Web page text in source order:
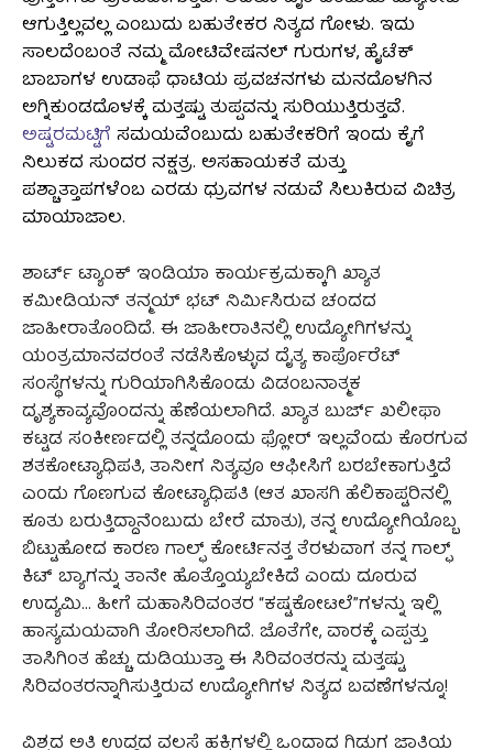
ಆಗುತ್ತಿಲ್ಲವಲ್ಲ ಎಂಬುದು ಬಹುತೇಕರ ನಿತ್ಯದ ಗೋಳು. ಇದು
ಸಾಲದೆಂಬಂತೆ ನಮ್ಮ ಮೋಟಿವೇಷನಲ್ ಗುರುಗಳ, ಹೈಟೆಕ್
ಬಾಬಾಗಳ ಉಡಾಫೆ ಧಾಟಿಯ ಪ್ರವಚನಗಳು ಮನದೊಳಗಿನ
ಅಗ್ನಿಕುಂಡದೊಳಕ್ಕೆ ಮತ್ತಷ್ಟು ತುಪ್ಪವನ್ನು ಸುರಿಯುತ್ತಿರುತ್ತವೆ.
ಅಷ್ಟರಮಟ್ಟಿಗೆ ಸಮಯವೆಂಬುದು ಬಹುತೇಕರಿಗೆ ಇಂದು ಕೈಗೆ
ನಿಲುಕದ ಸುಂದರ ನಕ್ಷತ್ರ. ಅಸಹಾಯಕತೆ ಮತ್ತು
ಪಶ್ಚಾತ್ತಾಪಗಳೆಂಬ ಎರಡು ಧ್ರುವಗಳ ನಡುವೆ ಸಿಲುಕಿರುವ ವಿಚಿತ್ರ
ಮಾಯಾಜಾಲ.
ಶಾರ್ಟ್ ಟ್ಯಾಂಕ್ ಇಂಡಿಯಾ ಕಾರ್ಯಕ್ರಮಕ್ಕಾಗಿ ಖ್ಯಾತ
ಕಮೀಡಿಯನ್ ತನ್ಮಯ್ ಭಟ್ ನಿರ್ಮಿಸಿರುವ ಚಂದದ
ಜಾಹೀರಾತೊಂದಿದೆ. ಈ ಜಾಹೀರಾತಿನಲ್ಲಿ ಉದ್ಯೋಗಿಗಳನ್ನು
ಯಂತ್ರಮಾನವರಂತೆ ನಡೆಸಿಕೊಳ್ಳುವ ದೈತ್ಯ ಕಾರ್ಪೊರೆಟ್
ಸಂಸ್ಥೆಗಳನ್ನು ಗುರಿಯಾಗಿಸಿಕೊಂಡು ವಿಡಂಬನಾತ್ಮಕ
ದೃಶ್ಯಕಾವ್ಯವೊಂದನ್ನು ಹೆಣೆಯಲಾಗಿದೆ. ಖ್ಯಾತ ಬುರ್ಜ್ ಖಲೀಫಾ
ಕಟ್ಟಡ ಸಂಕೀರ್ಣದಲ್ಲಿ ತನ್ನದೊಂದು ಫ್ಲೋರ್ ಇಲ್ಲವೆಂದು ಕೊರಗುವ
ಶತಕೋಟ್ಯಾಧಿಪತಿ, ತಾನೀಗ ನಿತ್ಯವೂ ಆಫೀಸಿಗೆ ಬರಬೇಕಾಗುತ್ತಿದೆ
ಎಂದು ಗೊಣಗುವ ಕೋಟ್ಯಾಧಿಪತಿ (ಆತ ಖಾಸಗಿ ಹೆಲಿಕಾಪ್ಟರಿನಲ್ಲಿ
ಕೂತು ಬರುತ್ತಿದ್ದಾನೆಂಬುದು ಬೇರೆ ಮಾತು), ತನ್ನ ಉದ್ಯೋಗಿಯೊಬ್ಬ
ಬಿಟ್ಟುಹೋದ ಕಾರಣ ಗಾಲ್ಫ್ ಕೋರ್ಟಿನತ್ತ ತೆರಳುವಾಗ ತನ್ನ ಗಾಲ್ಫ್
ಕಿಟ್ ಬ್ಯಾಗನ್ನು ತಾನೇ ಹೊತ್ತೊಯ್ಯಬೇಕಿದೆ ಎಂದು ದೂರುವ
ಉದ್ಯಮಿ… ಹೀಗೆ ಮಹಾಸಿರಿವಂತರ “ಕಷ್ಟಕೋಟಲೆ”ಗಳನ್ನು ಇಲ್ಲಿ
ಹಾಸ್ಯಮಯವಾಗಿ ತೋರಿಸಲಾಗಿದೆ. ಜೊತೆಗೇ, ವಾರಕ್ಕೆ ಎಪ್ಪತ್ತು
ತಾಸಿಗಿಂತ ಹೆಚ್ಚು ದುಡಿಯುತ್ತಾ ಈ ಸಿರಿವಂತರನ್ನು ಮತ್ತಷ್ಟು
ಸಿರಿವಂತರನ್ನಾಗಿಸುತ್ತಿರುವ ಉದ್ಯೋಗಿಗಳ ನಿತ್ಯದ ಬವಣೆಗಳನ್ನೂ!